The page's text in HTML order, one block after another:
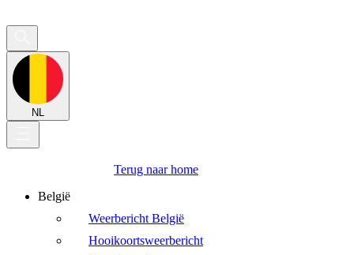
NL
Terug naar home
België
Weerbericht België
Hooikoortsweerbericht